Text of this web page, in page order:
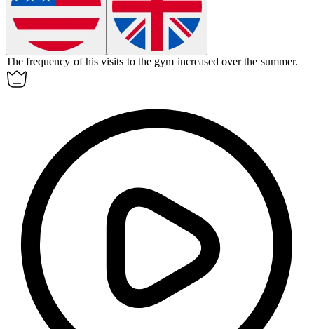
Thefrequency of his visits to the gym increased over the summer.